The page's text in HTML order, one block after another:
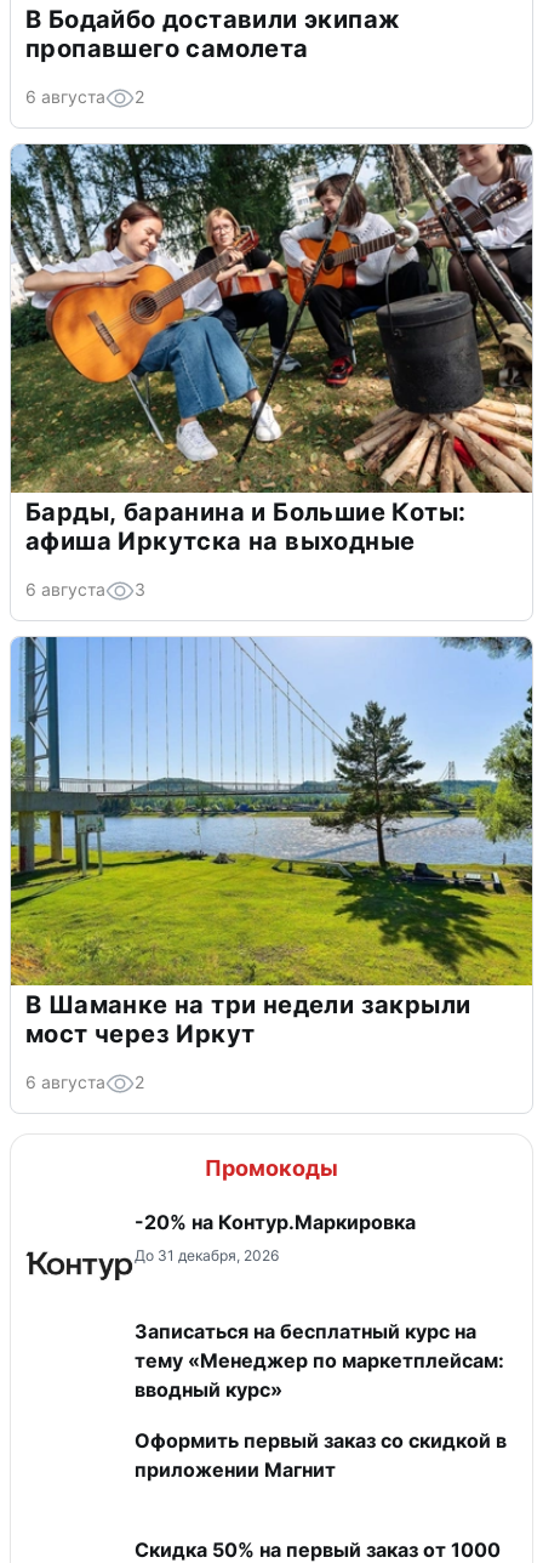
В Бодайбо доставили экипаж
пропавшего самолета
6 августа 2
Барды, баранина и Большие Коты:
афиша Иркутска на выходные
6 августа 3
В Шаманке на три недели закрыли
мост через Иркут
6 августа 2
Промокоды
-20% на Контур.Маркировка
До 31 декабря, 2026
Записаться на бесплатный курс на
тему «Менеджер по маркетплейсам:
вводный курс»
Оформить первый заказ со скидкой в
приложении Магнит
Скидка 50% на первый заказ от 1000